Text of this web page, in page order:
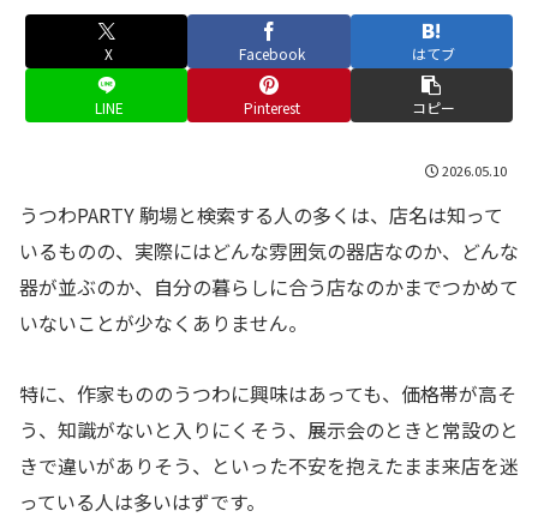
X Facebook はてブ
LINE Pinterest コピー
2026.05.10
うつわPARTY 駒場と検索する人の多くは、店名は知って
いるものの、実際にはどんな雰囲気の器店なのか、どんな
器が並ぶのか、自分の暮らしに合う店なのかまでつかめて
いないことが少なくありません。
特に、作家もののうつわに興味はあっても、価格帯が高そ
う、知識がないと入りにくそう、展示会のときと常設のと
きで違いがありそう、といった不安を抱えたまま来店を迷
っている人は多いはずです。